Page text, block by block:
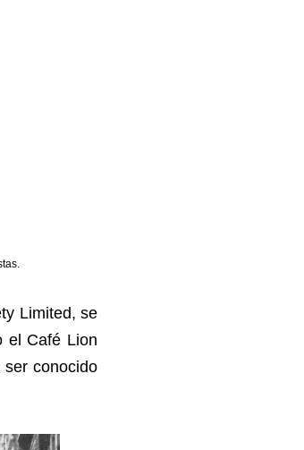
Limited, se
el Café Lion
conocido